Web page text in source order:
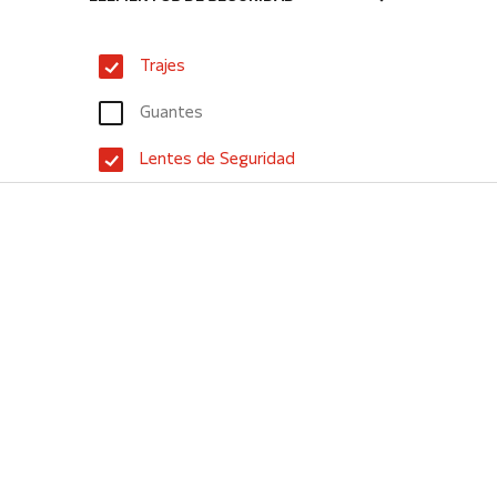
Trajes
Guantes
Lentes de Seguridad